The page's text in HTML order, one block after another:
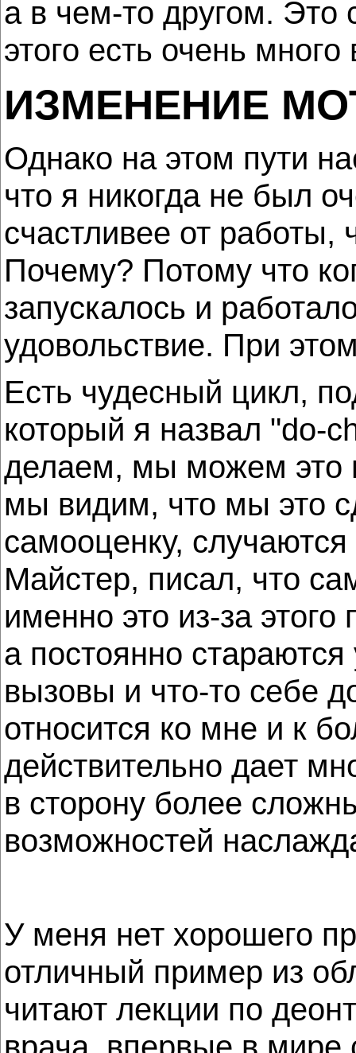
а в чем-то другом.
этого есть очень
ИЗМЕНЕНИЕ
Однако на этом пути
что я никогда не был
счастливее от работы,
Почему? Потому что
запускалось и
удовольствие. При
Есть чудесный цикл,
который я назвал "do-
делаем, мы можем это
мы видим, что мы это
самооценку,
Майстер, писал, что
именно это из-за
а постоянно
вызовы и что-то себе
относится ко мне и к
действительно дает
в сторону более
возможностей
У меня нет хорошего
отличный пример из
читают лекции по